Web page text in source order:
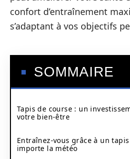
confort d’entraînement
s’adaptant à vos objectifs
SOMMAIRE
Tapis de course : un
votre bien-être
Entraînez-vous grâce à un
importe la météo